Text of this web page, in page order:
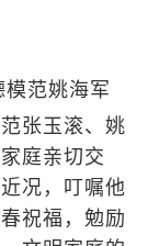
范姚海军
张玉滚、姚
庭亲切交
况，叮嘱他
祝福，勉励